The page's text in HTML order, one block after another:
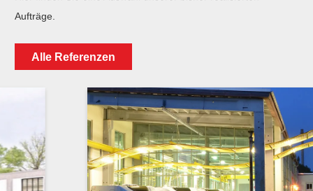
Aufträge.
Alle Referenzen